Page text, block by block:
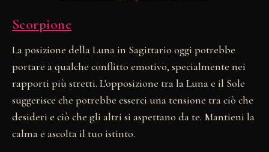
Scorpione
La posizione della Luna in Sagittario oggi potrebbe
portare a qualche conflitto emotivo, specialmente nei
rapporti più stretti. L'opposizione tra la Luna e il Sole
suggerisce che potrebbe esserci una tensione tra ciò che
desideri e ciò che gli altri si aspettano da te. Mantieni la
calma e ascolta il tuo istinto.